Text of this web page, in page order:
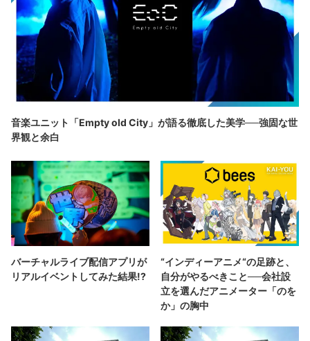
音楽ユニット「Empty old City」が語る徹底した美学──強固な世
界観と余白
バーチャルライブ配信アプリが
リアルイベントしてみた結果!?
“インディーアニメ“の足跡と、
自分がやるべきこと──会社設
立を選んだアニメーター「のを
か」の胸中